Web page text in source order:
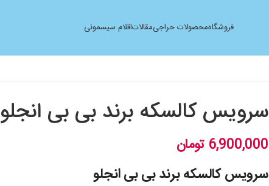
فروشگاهمحصولات حراجیمقالاتاقلام سیسمونی
سرویس کالسکه برند بی بی انجلو
6,900,000 تومان
سرویس کالسکه برند بی بی انجلو